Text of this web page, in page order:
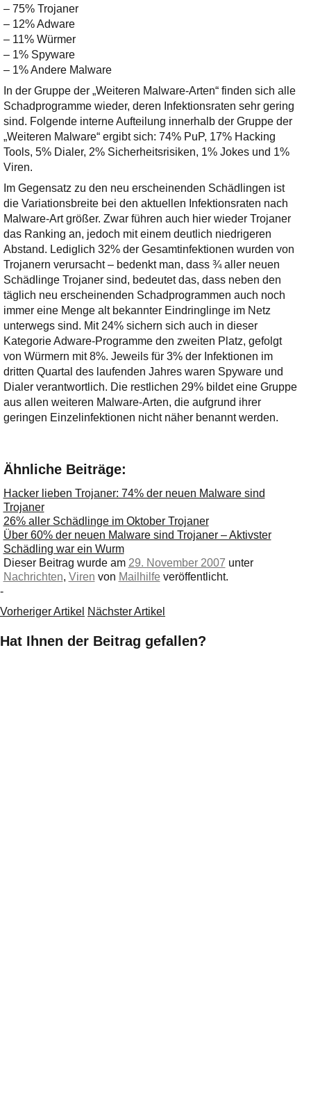
– 75% Trojaner
– 12% Adware
– 11% Würmer
– 1% Spyware
– 1% Andere Malware
In der Gruppe der „Weiteren Malware-Arten“ finden sich alle
Schadprogramme wieder, deren Infektionsraten sehr gering
sind. Folgende interne Aufteilung innerhalb der Gruppe der
„Weiteren Malware“ ergibt sich: 74% PuP, 17% Hacking
Tools, 5% Dialer, 2% Sicherheitsrisiken, 1% Jokes und 1%
Viren.
Im Gegensatz zu den neu erscheinenden Schädlingen ist
die Variationsbreite bei den aktuellen Infektionsraten nach
Malware-Art größer. Zwar führen auch hier wieder Trojaner
das Ranking an, jedoch mit einem deutlich niedrigeren
Abstand. Lediglich 32% der Gesamtinfektionen wurden von
Trojanern verursacht – bedenkt man, dass ¾ aller neuen
Schädlinge Trojaner sind, bedeutet das, dass neben den
täglich neu erscheinenden Schadprogrammen auch noch
immer eine Menge alt bekannter Eindringlinge im Netz
unterwegs sind. Mit 24% sichern sich auch in dieser
Kategorie Adware-Programme den zweiten Platz, gefolgt
von Würmern mit 8%. Jeweils für 3% der Infektionen im
dritten Quartal des laufenden Jahres waren Spyware und
Dialer verantwortlich. Die restlichen 29% bildet eine Gruppe
aus allen weiteren Malware-Arten, die aufgrund ihrer
geringen Einzelinfektionen nicht näher benannt werden.
Ähnliche Beiträge:
Hacker lieben Trojaner: 74% der neuen Malware sind
Trojaner
26% aller Schädlinge im Oktober Trojaner
Über 60% der neuen Malware sind Trojaner – Aktivster
Schädling war ein Wurm
Dieser Beitrag wurde am 29. November 2007 unter
Nachrichten, Viren von Mailhilfe veröffentlicht.
-
Vorheriger Artikel Nächster Artikel
Hat Ihnen der Beitrag gefallen?